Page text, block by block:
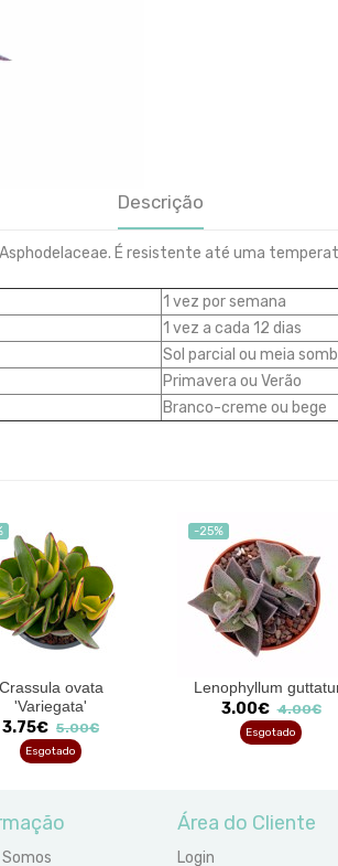
Descrição
É resistente até uma
1 vez por semana
1 vez a cada 12 dias
Sol parcial ou meia
Primavera ou Verão
Branco-creme ou bege
Crassula ovata
'Variegata'
3.75€ 5.00€
Esgotado
-25%
Lenophyllum
3.00€ 4.00€
Esgotado
Área do Cliente
Login